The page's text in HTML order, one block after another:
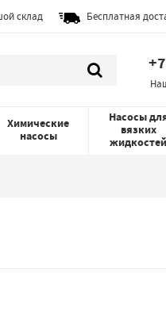
склад Бесплатная
Химические
насосы
Насосы
вязких